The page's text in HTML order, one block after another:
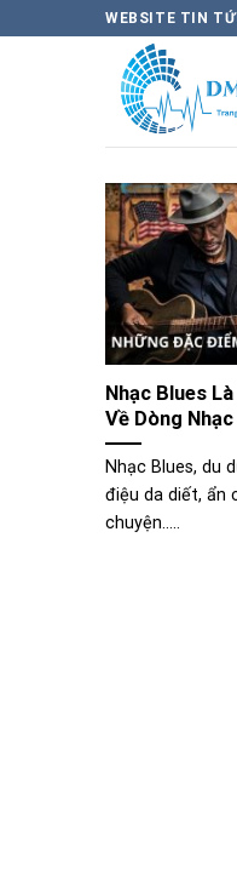
WEBSITE TIN
Nhạc Blues
Về Dòng
Nhạc Blues, du
điệu da diết, ẩn
chuyện.....